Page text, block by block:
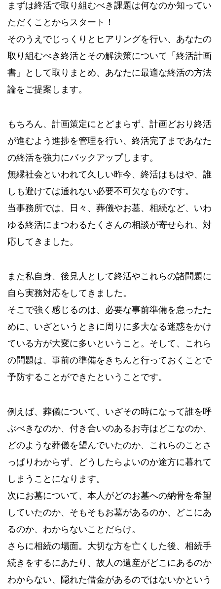
まずは終活で取り組むべき課題は何なのか知ってい
ただくことからスタート！
そのうえでじっくりとヒアリングを行い、あなたの
取り組むべき終活とその解決策について「終活計画
書」として取りまとめ、あなたに最適な終活の方法
論をご提案します。
もちろん、計画策定にとどまらず、計画どおり終活
が進むよう進捗を管理を行い、終活完了まであなた
の終活を強力にバックアップします。
無縁社会といわれて久しい昨今、終活はもはや、誰
しも避けては通れない必要不可欠なものです。
当事務所では、日々、葬儀やお墓、相続など、いわ
ゆる終活にまつわるたくさんの相談が寄せられ、対
応してきました。
また私自身、後見人として終活やこれらの諸問題に
自ら実務対応をしてきました。
そこで強く感じるのは、必要な事前準備を怠ったた
めに、いざというときに周りに多大なる迷惑をかけ
ている方が大変に多いということ。そして、これら
の問題は、事前の準備をきちんと行っておくことで
予防することができたということです。
例えば、葬儀について、いざその時になって誰を呼
ぶべきなのか、付き合いのあるお寺はどこなのか、
どのような葬儀を望んでいたのか、これらのことさ
っぱりわからず、どうしたらよいのか途方に暮れて
しまうことになります。
次にお墓について、本人がどのお墓への納骨を希望
していたのか、そもそもお墓があるのか、どこにあ
るのか、わからないことだらけ。
さらに相続の場面。大切な方を亡くした後、相続手
続きをするにあたり、故人の遺産がどこにあるのか
わからない、隠れた借金があるのではないかという